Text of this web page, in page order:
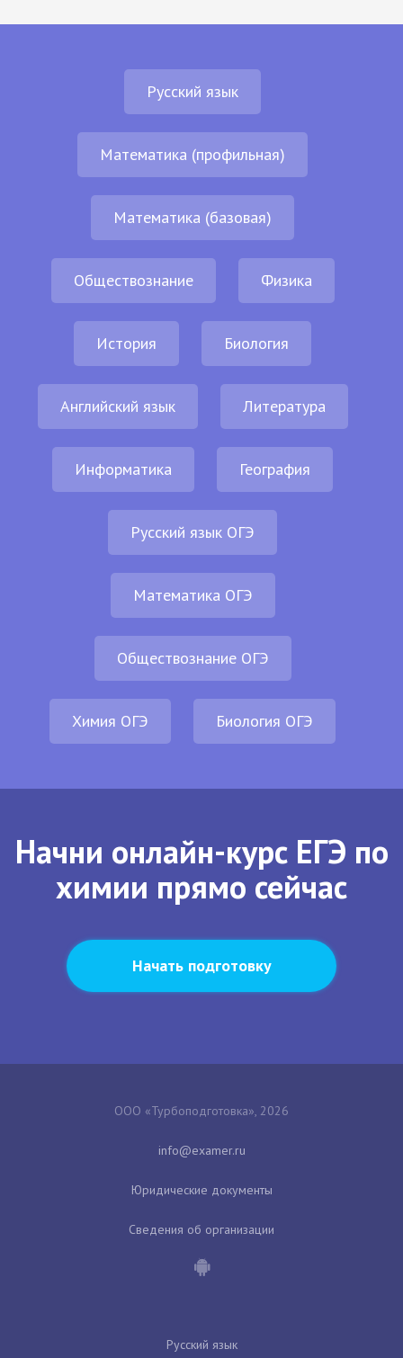
Русский язык
Математика (профильная)
Математика (базовая)
Обществознание Физика
История Биология
Английский язык Литература
Информатика География
Русский язык ОГЭ
Математика ОГЭ
Обществознание ОГЭ
Химия ОГЭ Биология ОГЭ
Начни онлайн-курс ЕГЭ по
химии прямо сейчас
Начать подготовку
ООО «Турбоподготовка», 2026
Юридические документы
Сведения об организации
Русский язык